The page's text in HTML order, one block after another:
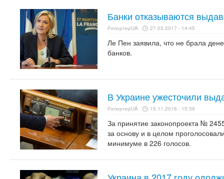
Банки отказываются
РепортерUA 27.03.2017 - 14:45
Ле Пен заявила, что не брала
банков.
В Украине ужесточили
РепортерUA 15.11.2016 - 15:39
За принятие законопроекта №
за основу и в целом
минимуме в 226 голосов.